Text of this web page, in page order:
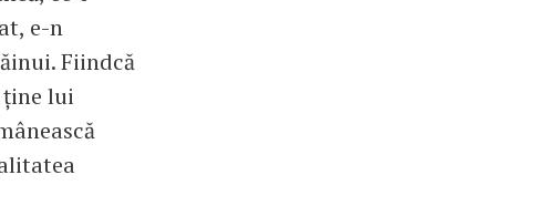
e-n
Fiindcă
ține lui